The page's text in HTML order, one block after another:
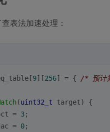
表法加速处理：
9][256] = { /* 预计
(uint32_t target)
{
= 3;
= 0;